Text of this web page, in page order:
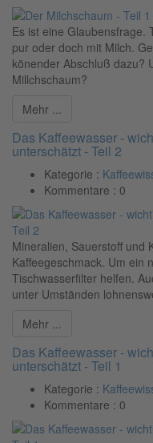
Es ist eine Glaubensfrage.
pur oder doch mit Milch.
könender Abschluß dazu?
Millchschaum?
Mehr ...
Das Kaffeewasser -
unterschätzt - Teil 2
Kategorie :
Kommentare : 0
Mineralien, Sauerstoff und
Kaffeegeschmack. Um ein
Tischwasserfilter helfen.
unter Umständen
Mehr ...
Das Kaffeewasser -
unterschätzt - Teil 1
Kategorie :
Kommentare : 0